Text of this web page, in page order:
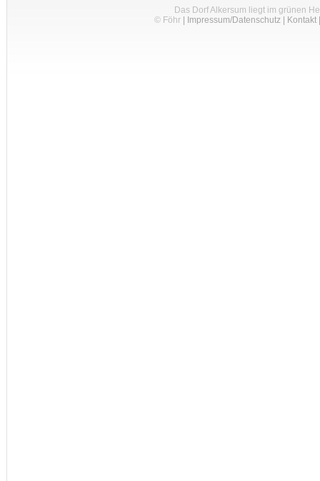
Das Dorf Alkersum liegt im grünen
© Föhr| Impressum/Datenschutz| Kontakt